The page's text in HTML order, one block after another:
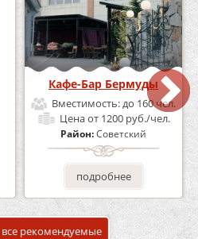
Кафе-Бар Бермуды
Вместимость:до 160 чел.
Ценаот 1200 руб./чел.
Район:Советский
подробнее
рекомендуемые